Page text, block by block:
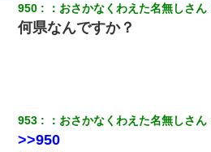
950 ： おさかなくわえた名無しさん
何県なんですか？
953 ： おさかなくわえた名無しさん
>>950